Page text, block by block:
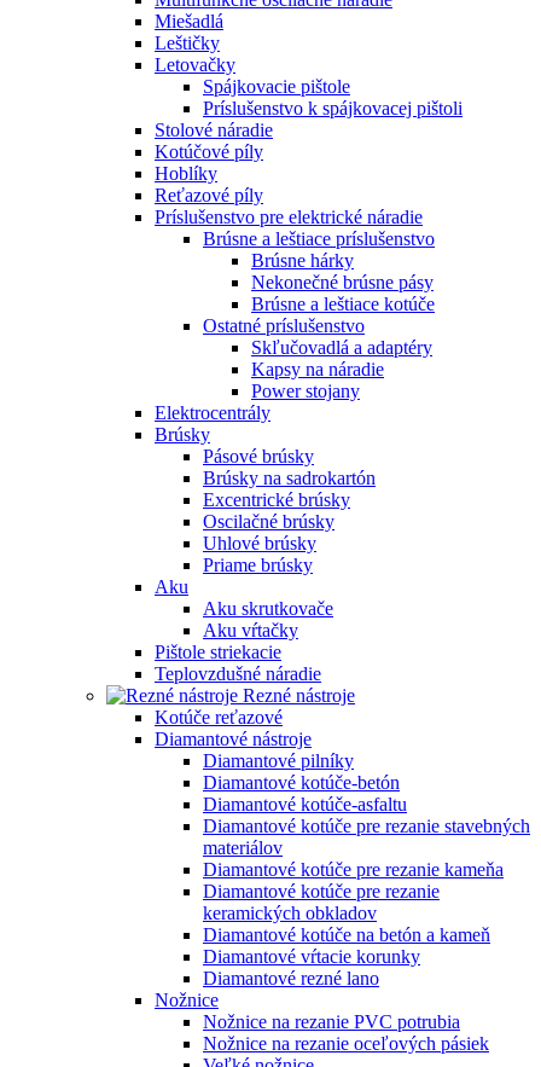
Miešadlá
Leštičky
Letovačky
Spájkovacie pištole
Príslušenstvo k spájkovacej pištoli
Stolové náradie
Kotúčové píly
Hoblíky
Reťazové píly
Príslušenstvo pre elektrické náradie
Brúsne a leštiace príslušenstvo
Brúsne hárky
Nekonečné brúsne pásy
Brúsne a leštiace kotúče
Ostatné príslušenstvo
Skľučovadlá a adaptéry
Kapsy na náradie
Power stojany
Elektrocentrály
Brúsky
Pásové brúsky
Brúsky na sadrokartón
Excentrické brúsky
Oscilačné brúsky
Uhlové brúsky
Priame brúsky
Aku
Aku skrutkovače
Aku vŕtačky
Pištole striekacie
Teplovzdušné náradie
Rezné nástroje
Kotúče reťazové
Diamantové nástroje
Diamantové pilníky
Diamantové kotúče-betón
Diamantové kotúče-asfaltu
Diamantové kotúče pre rezanie stavebných
materiálov
Diamantové kotúče pre rezanie kameňa
Diamantové kotúče pre rezanie
keramických obkladov
Diamantové kotúče na betón a kameň
Diamantové vŕtacie korunky
Diamantové rezné lano
Nožnice
Nožnice na rezanie PVC potrubia
Nožnice na rezanie oceľových pásiek